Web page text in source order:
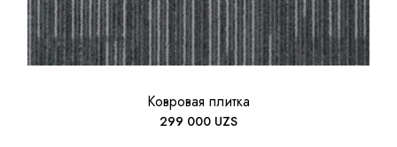
Ковровая плитка
299 000 UZS